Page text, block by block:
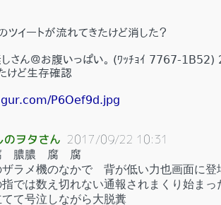
ツイートが流れてきたけど消した？
さん＠お腹いっぱい。 (ﾜｯﾁｮｲ 7767-
けど生存確認
P6Oef9d.jpg
のヲタさん 2017/09/22 10:31
膿膿 腐 腐
ザラメ機のなかで 背が低い力也画面に登
では数え切れない通報されまくり始まっ
て号泣しながら大脱糞